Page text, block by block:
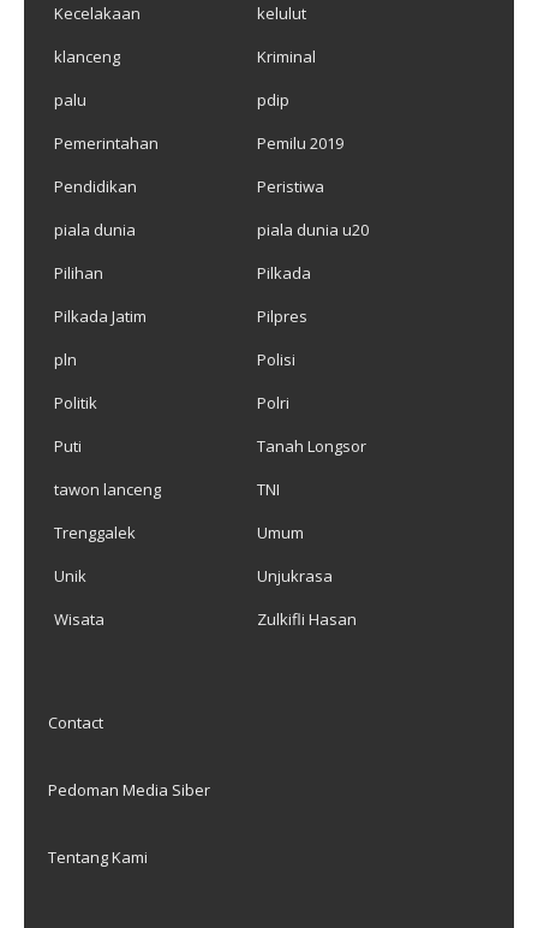
Kecelakaan
kelulut
klanceng
Kriminal
palu
pdip
Pemerintahan
Pemilu 2019
Pendidikan
Peristiwa
piala dunia
piala dunia u20
Pilihan
Pilkada
Pilkada Jatim
Pilpres
pln
Polisi
Politik
Polri
Puti
Tanah Longsor
tawon lanceng
TNI
Trenggalek
Umum
Unik
Unjukrasa
Wisata
Zulkifli Hasan
Contact
Pedoman Media Siber
Tentang Kami